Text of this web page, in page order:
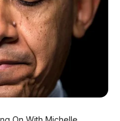
control chassis
mekanis antara setir
pedal rem dan
mesin dan roda
secara
5,3 meter– lebih
four-wheel steering,